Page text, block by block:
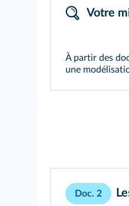
Votre
À partir des
une
Doc. 2